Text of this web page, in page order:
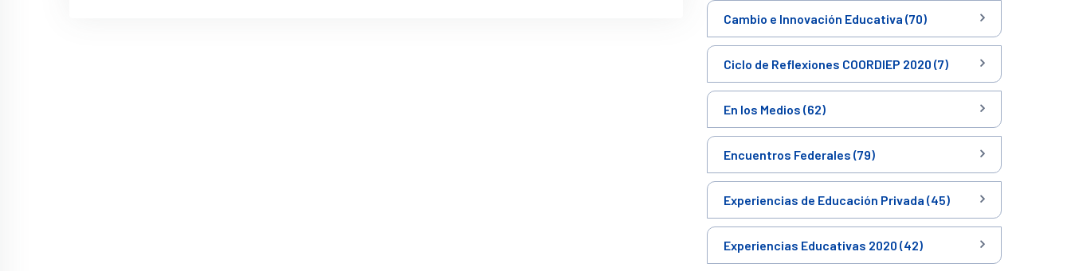
Cambio e Innovación Educativa (70)
Ciclo de Reflexiones COORDIEP 2020 (7)
En los Medios (62)
Encuentros Federales (79)
Experiencias de Educación Privada (45)
Experiencias Educativas 2020 (42)